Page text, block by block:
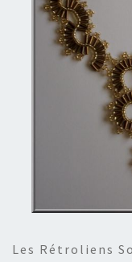
Les Rétroliens